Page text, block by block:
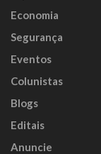
Economia
Segurança
Eventos
Colunistas
Blogs
Editais
Anuncie